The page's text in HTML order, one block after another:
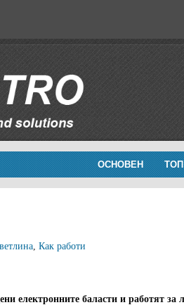
ОСНОВЕН
, Как работи
електронните баласти и работят за